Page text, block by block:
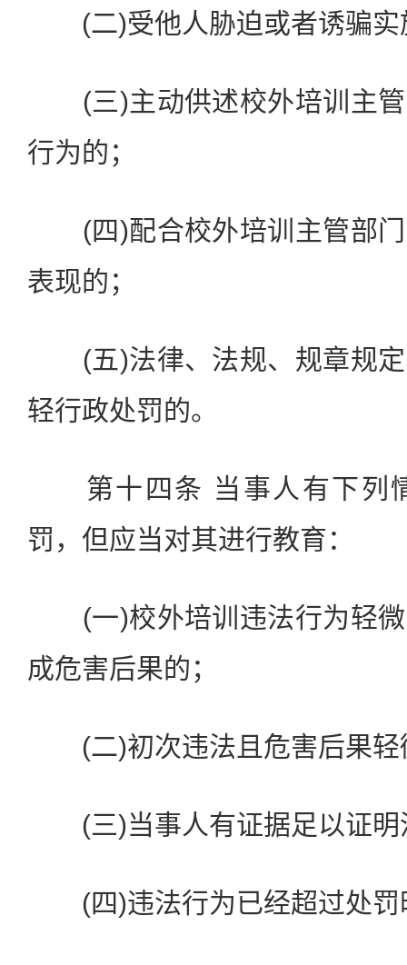
(二)受他人胁迫或者诱骗实
(三)主动供述校外培训主管
行为的；
(四)配合校外培训主管部门
表现的；
(五)法律、法规、规章规定
轻行政处罚的。
第十四条 当事人有下列
罚，但应当对其进行教育：
(一)校外培训违法行为轻微
成危害后果的；
(二)初次违法且危害后果轻
(三)当事人有证据足以证明
(四)违法行为已经超过处罚